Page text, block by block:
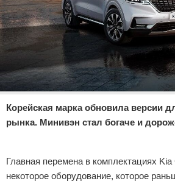
Корейская марка обновила версии
рынка. Минивэн стал богаче и
Главная перемена в комплектациях
некоторое оборудование, которое